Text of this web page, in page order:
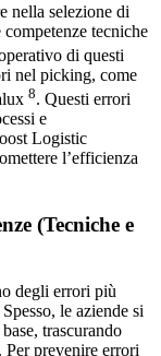
nella selezione di
tecniche
di questi
nel picking, come
8. Questi errori
e
Logistic
l’efficienza
(Tecniche e
degli errori più
le aziende si
trascurando
prevenire errori